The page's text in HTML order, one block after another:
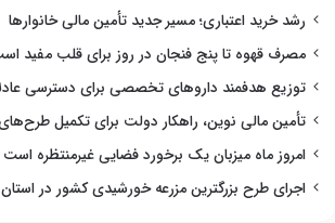
رشد خرید اعتباری؛ مسیر جدید تأمین مالی خانوارها
مصرف قهوه تا پنج فنجان در روز برای قلب مفید
توزیع هدفمند داروهای تخصصی برای دسترسی
تأمین مالی نوین، راهکار دولت برای تکمیل
امروز ماه میزبان یک برخورد فضایی غیرمنتظره است
اجرای طرح بزرگترین مزرعه خورشیدی کشور در